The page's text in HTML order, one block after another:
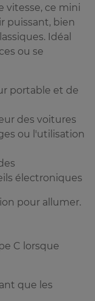
vitesse, ce mini
puissant, bien
Idéal
ou se
portable et de
des voitures
ou l'utilisation
électroniques
pour allumer.
C lorsque
que les